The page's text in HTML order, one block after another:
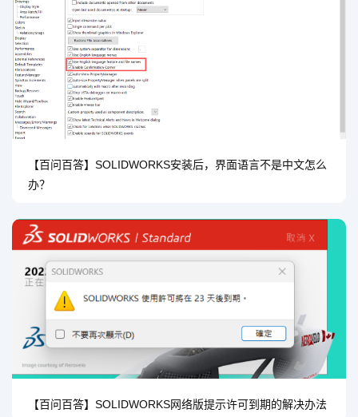
【百问百答】SOLIDWORKS安装后，界面语言不是中文怎么
办？
【百问百答】SOLIDWORKS网络版提示许可到期的解决办法